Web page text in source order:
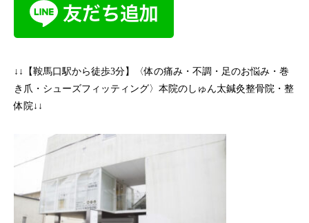
↓↓【鞍馬口駅から徒歩3分】〈体の痛み・不調・足のお悩み・巻
き爪・シューズフィッティング〉本院のしゅん太鍼灸整骨院・整
体院↓↓